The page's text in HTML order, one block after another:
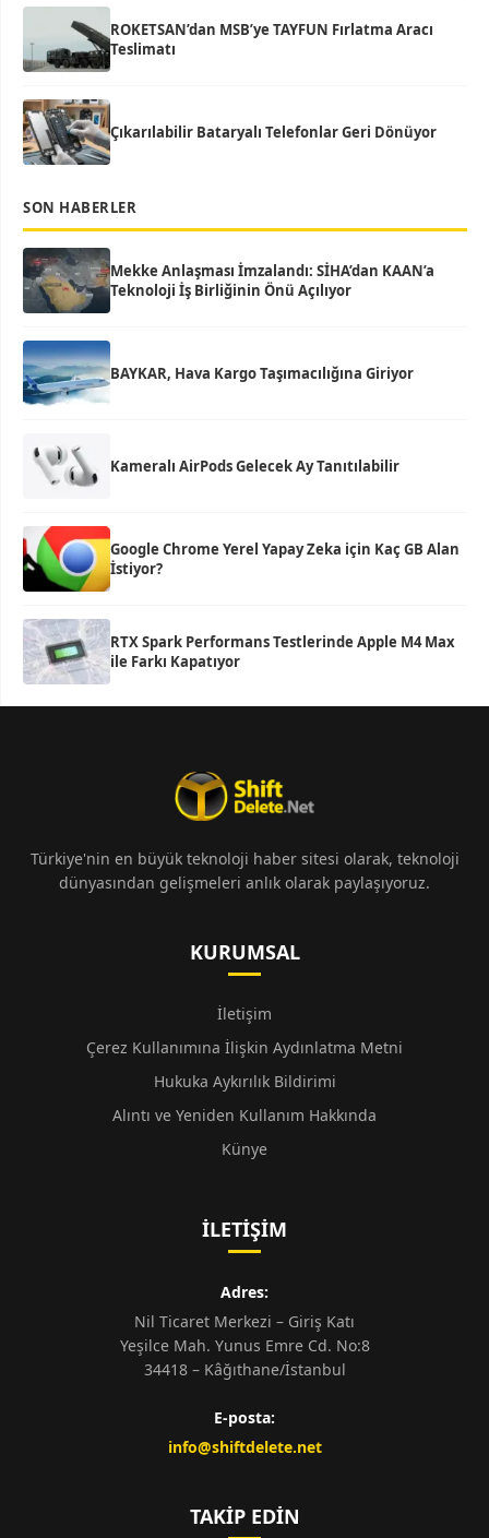
ROKETSAN’dan MSB’ye TAYFUN Fırlatma Aracı
Teslimatı
Çıkarılabilir Bataryalı Telefonlar Geri Dönüyor
SON HABERLER
Mekke Anlaşması İmzalandı: SİHA’dan KAAN’a
Teknoloji İş Birliğinin Önü Açılıyor
BAYKAR, Hava Kargo Taşımacılığına Giriyor
Kameralı AirPods Gelecek Ay Tanıtılabilir
Google Chrome Yerel Yapay Zeka için Kaç GB Alan
İstiyor?
RTX Spark Performans Testlerinde Apple M4 Max
ile Farkı Kapatıyor
Türkiye'nin en büyük teknoloji haber sitesi olarak, teknoloji
dünyasından gelişmeleri anlık olarak paylaşıyoruz.
KURUMSAL
İletişim
Çerez Kullanımına İlişkin Aydınlatma Metni
Hukuka Aykırılık Bildirimi
Alıntı ve Yeniden Kullanım Hakkında
Künye
İLETIŞIM
Adres:
Nil Ticaret Merkezi – Giriş Katı
Yeşilce Mah. Yunus Emre Cd. No:8
34418 – Kâğıthane/İstanbul
E-posta:
info@shiftdelete.net
TAKIP EDIN